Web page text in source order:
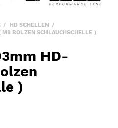
HD SCHELLEN
BOLZEN SCHLAUCHSCHELLE )
HD-
)